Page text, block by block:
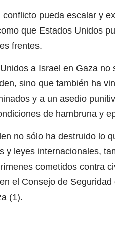
pueda escalar y
que Estados Unidos
frentes.
a Israel en Gaza
sino que también ha
y a un asedio
de hambruna y
no sólo ha destruido lo
y leyes internacionales,
cometidos contra
el Consejo de
(1).